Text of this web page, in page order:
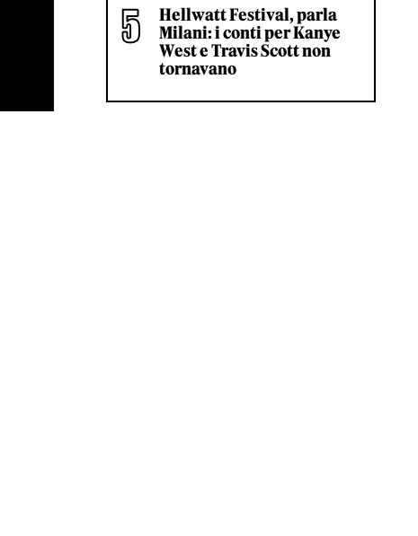
Hellwatt Festival, parla
Milani: i conti per Kanye
West e Travis Scott non
tornavano